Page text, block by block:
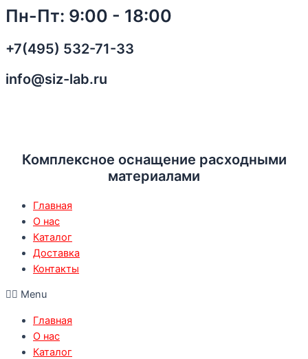
Перейти
кПн-Пт: 9:00 - 18:00
+7(495) 532-71-33
info@siz-lab.ru
Комплексное оснащение расходными
материалами
Главная
О нас
Каталог
Доставка
Контакты
Menu
Главная
О нас
Каталог
3M
VHB
Двусторонняя
Монтажная
Лента,
7000033111
quantity